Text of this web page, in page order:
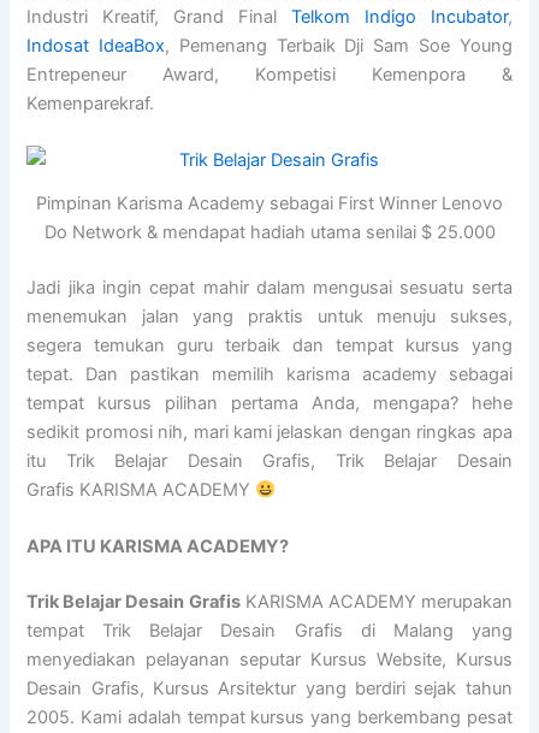
Industri Kreatif, Grand Final Telkom Indigo Incubator,
Indosat IdeaBox, Pemenang Terbaik Dji Sam Soe Young
Entrepeneur Award, Kompetisi Kemenpora &
Kemenparekraf.
Pimpinan Karisma Academy sebagai First Winner Lenovo
Do Network & mendapat hadiah utama senilai $ 25.000
Jadi jika ingin cepat mahir dalam mengusai sesuatu serta
menemukan jalan yang praktis untuk menuju sukses,
segera temukan guru terbaik dan tempat kursus yang
tepat. Dan pastikan memilih karisma academy sebagai
tempat kursus pilihan pertama Anda, mengapa? hehe
sedikit promosi nih, mari kami jelaskan dengan ringkas apa
itu Trik Belajar Desain Grafis, Trik Belajar Desain
Grafis KARISMA ACADEMY
APA ITU KARISMA ACADEMY?
Trik Belajar Desain GrafisKARISMA ACADEMY merupakan
tempat Trik Belajar Desain Grafis di Malang yang
menyediakan pelayanan seputar Kursus Website, Kursus
Desain Grafis, Kursus Arsitektur yang berdiri sejak tahun
2005. Kami adalah tempat kursus yang berkembang pesat